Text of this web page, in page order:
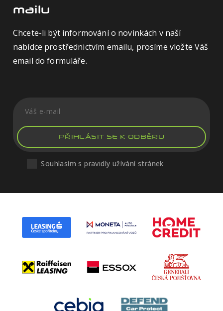
mailu
Chcete-li být informování o novinkách v naší
nabídce prostřednictvím emailu, prosíme vložte Váš
email do formuláře.
PŘIHLÁSIT SE K ODBĚRU
Souhlasím s pravidly užívání stránek